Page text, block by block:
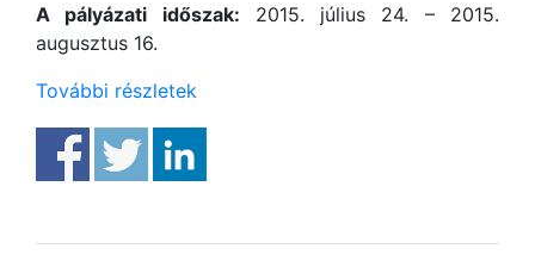
A pályázati időszak: 2015. július 24. – 2015.
augusztus 16.
További részletek